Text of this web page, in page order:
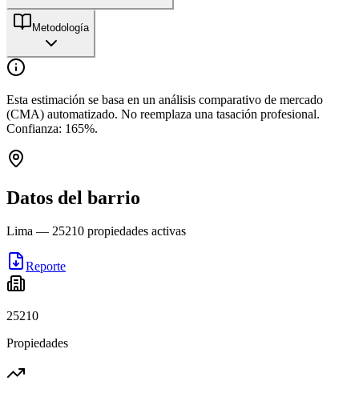
Metodología
Esta estimación se basa en un análisis comparativo de mercado
(CMA) automatizado. No reemplaza una tasación profesional.
Confianza: 165%.
Datos del barrio
Lima — 25210 propiedades activas
Reporte
25210
Propiedades